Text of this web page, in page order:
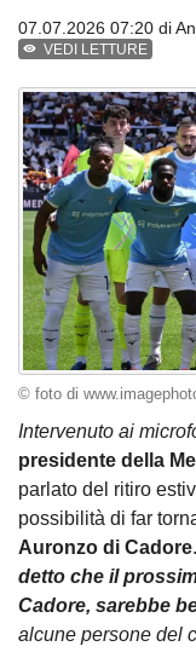
07.07.2026 07:20 di
VEDI LETTURE
© foto di
Intervenuto ai
presidente della
parlato del ritiro
possibilità di far
Auronzo di Cadore
detto che il
Cadore, sarebbe
alcune persone del